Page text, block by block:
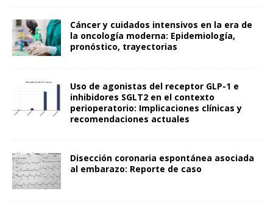
Cáncer y cuidados intensivos en la era de
la oncología moderna: Epidemiología,
pronóstico, trayectorias
Uso de agonistas del receptor GLP-1 e
inhibidores SGLT2 en el contexto
perioperatorio: Implicaciones clínicas y
recomendaciones actuales
Disección coronaria espontánea asociada
al embarazo: Reporte de caso